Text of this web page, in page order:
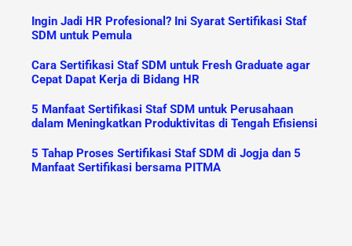
Ingin Jadi HR Profesional? Ini Syarat Sertifikasi Staf
SDM untuk Pemula
Cara Sertifikasi Staf SDM untuk Fresh Graduate agar
Cepat Dapat Kerja di Bidang HR
5 Manfaat Sertifikasi Staf SDM untuk Perusahaan
dalam Meningkatkan Produktivitas di Tengah Efisiensi
5 Tahap Proses Sertifikasi Staf SDM di Jogja dan 5
Manfaat Sertifikasi bersama PITMA